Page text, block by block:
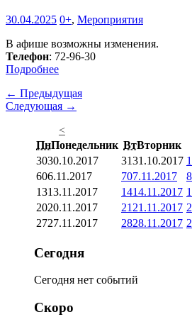
30.04.2025 0+, Мероприятия
В афише возможны изменения.
Телефон: 72-96-30
Подробнее
← Предыдущая
Следующая →
<
ПнПонедельник ВтВторник
3030.10.2017 3131.10.2017 1
606.11.2017 707.11.2017 8
1313.11.2017 1414.11.2017
2020.11.2017 21 21.11.2017
2727.11.2017 2828.11.2017
Сегодня
Сегодня нет событий
Скоро